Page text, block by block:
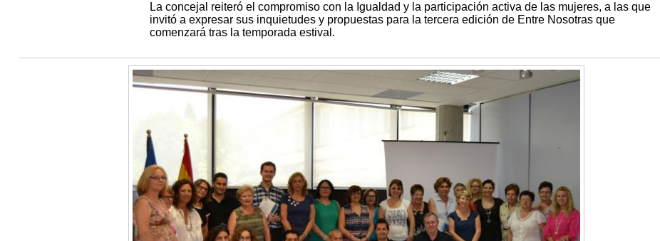
La concejal reiteró el compromiso con la Igualdad y la participación activa de las mujeres, a las que
invitó a expresar sus inquietudes y propuestas para la tercera edición de Entre Nosotras que
comenzará tras la temporada estival.